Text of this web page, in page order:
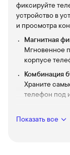
фиксируйте
устройство в
и просмотра
Магнитная
Мгновенное
корпусе
Комбинация
Храните
телефон под
Не утяжеляет
Показать все